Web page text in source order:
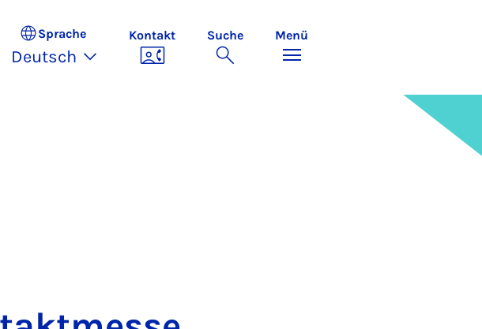
Sprache
Deutsch
Kontakt Suche Menü